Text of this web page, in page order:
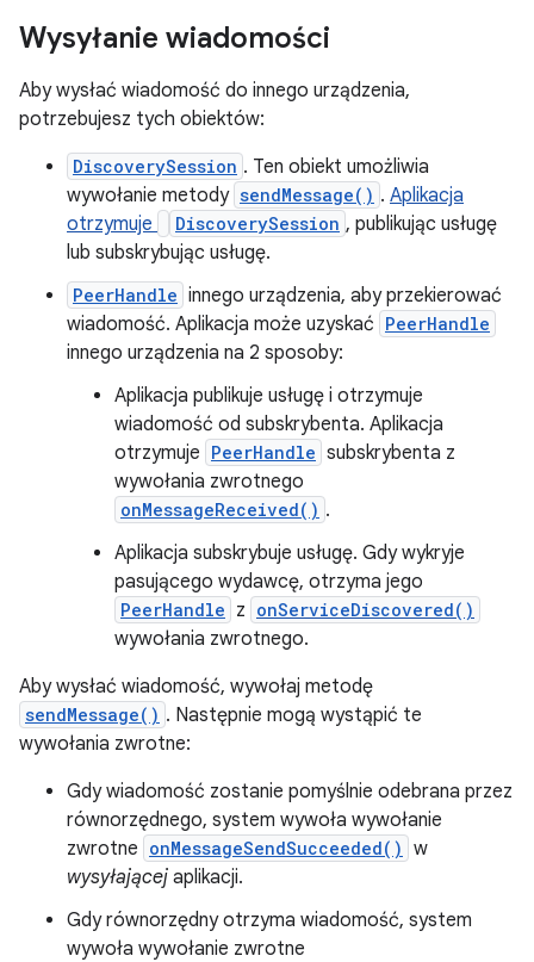
Wysyłanie wiadomości
Aby wysłać wiadomość do innego urządzenia,
potrzebujesz tych obiektów:
DiscoverySession . Ten obiekt umożliwia
wywołanie metody sendMessage() . Aplikacja
otrzymuje
DiscoverySession , publikując usługę
lub subskrybując usługę.
PeerHandle innego urządzenia, aby przekierować
wiadomość. Aplikacja może uzyskać PeerHandle
innego urządzenia na 2 sposoby:
Aplikacja publikuje usługę i otrzymuje
wiadomość od subskrybenta. Aplikacja
otrzymuje PeerHandle subskrybenta z
wywołania zwrotnego
onMessageReceived() .
Aplikacja subskrybuje usługę. Gdy wykryje
pasującego wydawcę, otrzyma jego
PeerHandle z onServiceDiscovered()
wywołania zwrotnego.
Aby wysłać wiadomość, wywołaj metodę
sendMessage() . Następnie mogą wystąpić te
wywołania zwrotne:
Gdy wiadomość zostanie pomyślnie odebrana przez
równorzędnego, system wywoła wywołanie
zwrotne onMessageSendSucceeded() w
wysyłającej aplikacji.
Gdy równorzędny otrzyma wiadomość, system
wywoła wywołanie zwrotne